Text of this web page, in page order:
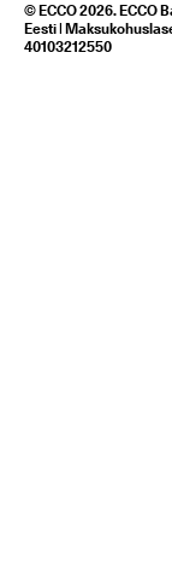
© ECCO 2026. ECCO
Eesti |
40103212550